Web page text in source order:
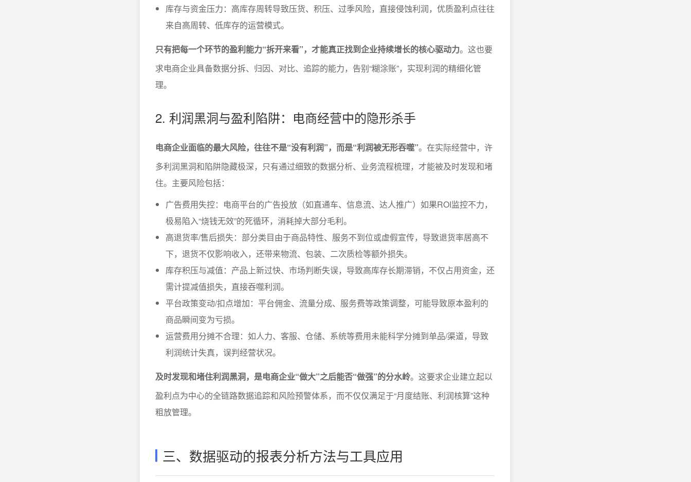
库存与资金压力：高库存周转导致压货、积压、过季风险，直接侵蚀利润，优质盈利点往往
来自高周转、低库存的运营模式。
只有把每一个环节的盈利能力“拆开来看”，才能真正找到企业持续增长的核心驱动力。这也要
求电商企业具备数据分拆、归因、对比、追踪的能力，告别“糊涂账”，实现利润的精细化管
理。
2. 利润黑洞与盈利陷阱：电商经营中的隐形杀手
电商企业面临的最大风险，往往不是“没有利润”，而是“利润被无形吞噬”。在实际经营中，许
多利润黑洞和陷阱隐藏极深，只有通过细致的数据分析、业务流程梳理，才能被及时发现和堵
住。主要风险包括：
广告费用失控：电商平台的广告投放（如直通车、信息流、达人推广）如果ROI监控不力，
极易陷入“烧钱无效”的死循环，消耗掉大部分毛利。
高退货率/售后损失：部分类目由于商品特性、服务不到位或虚假宣传，导致退货率居高不
下，退货不仅影响收入，还带来物流、包装、二次质检等额外损失。
库存积压与减值：产品上新过快、市场判断失误，导致高库存长期滞销，不仅占用资金，还
需计提减值损失，直接吞噬利润。
平台政策变动/扣点增加：平台佣金、流量分成、服务费等政策调整，可能导致原本盈利的
商品瞬间变为亏损。
运营费用分摊不合理：如人力、客服、仓储、系统等费用未能科学分摊到单品/渠道，导致
利润统计失真，误判经营状况。
及时发现和堵住利润黑洞，是电商企业“做大”之后能否“做强”的分水岭。这要求企业建立起以
盈利点为中心的全链路数据追踪和风险预警体系，而不仅仅满足于“月度结账、利润核算”这种
粗放管理。
三、数据驱动的报表分析方法与工具应用